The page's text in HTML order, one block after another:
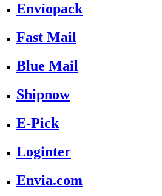
Envíopack
Fast Mail
Blue Mail
Shipnow
E-Pick
Loginter
Envia.com